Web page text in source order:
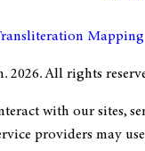
Mapping
2026. All rights
with our sites,
providers may